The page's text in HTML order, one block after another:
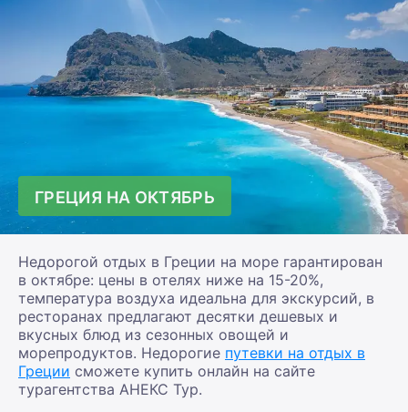
ГРЕЦИЯ НА ОКТЯБРЬ
Недорогой отдых в Греции на море гарантирован
в октябре: цены в отелях ниже на 15-20%,
температура воздуха идеальна для экскурсий, в
ресторанах предлагают десятки дешевых и
вкусных блюд из сезонных овощей и
морепродуктов. Недорогие путевки на отдых в
Греции сможете купить онлайн на сайте
турагентства АНЕКС Тур.